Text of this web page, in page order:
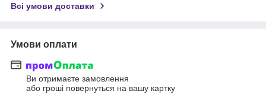
Всі умови доставки
Умови оплати
Ви отримаєте замовлення
або гроші повернуться на вашу картку